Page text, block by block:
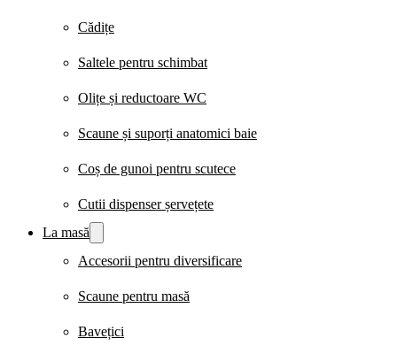
Cădițe
Saltele pentru schimbat
Olițe și reductoare WC
Scaune și suporți anatomici baie
Coș de gunoi pentru scutece
Cutii dispenser șervețete
La masă
Accesorii pentru diversificare
Scaune pentru masă
Bavețici